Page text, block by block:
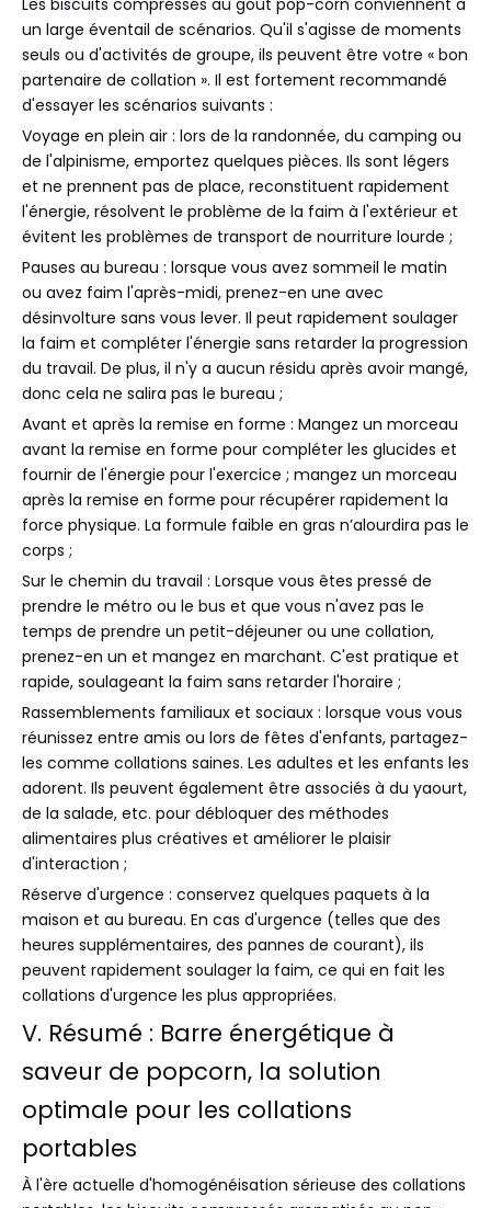
Les biscuits compressés au goût pop-corn conviennent à
un large éventail de scénarios. Qu'il s'agisse de moments
seuls ou d'activités de groupe, ils peuvent être votre « bon
partenaire de collation ». Il est fortement recommandé
d'essayer les scénarios suivants :
Voyage en plein air : lors de la randonnée, du camping ou
de l'alpinisme, emportez quelques pièces. Ils sont légers
et ne prennent pas de place, reconstituent rapidement
l'énergie, résolvent le problème de la faim à l'extérieur et
évitent les problèmes de transport de nourriture lourde ;
Pauses au bureau : lorsque vous avez sommeil le matin
ou avez faim l'après-midi, prenez-en une avec
désinvolture sans vous lever. Il peut rapidement soulager
la faim et compléter l'énergie sans retarder la progression
du travail. De plus, il n'y a aucun résidu après avoir mangé,
donc cela ne salira pas le bureau ;
Avant et après la remise en forme : Mangez un morceau
avant la remise en forme pour compléter les glucides et
fournir de l'énergie pour l'exercice ; mangez un morceau
après la remise en forme pour récupérer rapidement la
force physique. La formule faible en gras n’alourdira pas le
corps ;
Sur le chemin du travail : Lorsque vous êtes pressé de
prendre le métro ou le bus et que vous n'avez pas le
temps de prendre un petit-déjeuner ou une collation,
prenez-en un et mangez en marchant. C'est pratique et
rapide, soulageant la faim sans retarder l'horaire ;
Rassemblements familiaux et sociaux : lorsque vous vous
réunissez entre amis ou lors de fêtes d'enfants, partagez-
les comme collations saines. Les adultes et les enfants les
adorent. Ils peuvent également être associés à du yaourt,
de la salade, etc. pour débloquer des méthodes
alimentaires plus créatives et améliorer le plaisir
d'interaction ;
Réserve d'urgence : conservez quelques paquets à la
maison et au bureau. En cas d'urgence (telles que des
heures supplémentaires, des pannes de courant), ils
peuvent rapidement soulager la faim, ce qui en fait les
collations d'urgence les plus appropriées.
V. Résumé : Barre énergétique à
saveur de popcorn, la solution
optimale pour les collations
portables
À l'ère actuelle d'homogénéisation sérieuse des collations